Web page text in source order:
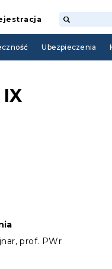
Ubezpieczenia
prof. PWr